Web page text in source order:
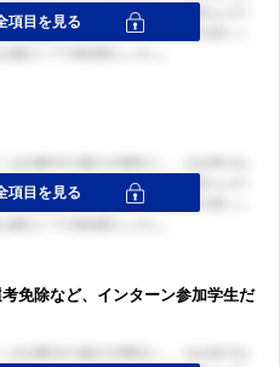
免除など、インターン参加学生だ